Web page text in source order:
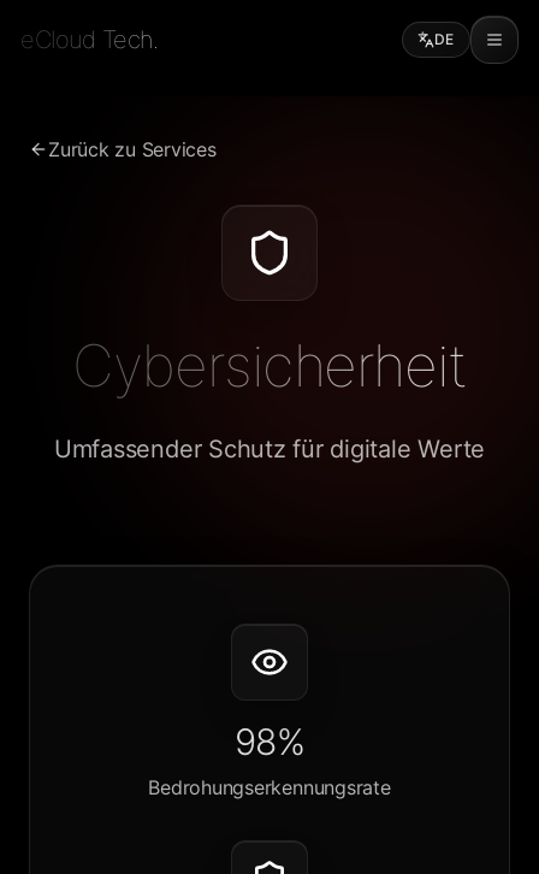
eCloud Tech. DE
Zurück zu Services
Cybersicherheit
Umfassender Schutz für digitale Werte
98%
Bedrohungserkennungsrate